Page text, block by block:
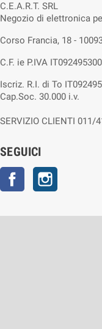
C.E.A.R.T. SRL
Negozio di elettronica
Corso Francia, 18 -
C.F. ie P.IVA
Iscriz. R.I. di To
Cap.Soc. 30.000 i.v.
SERVIZIO CLIENTI 011/
SEGUICI
Facebook